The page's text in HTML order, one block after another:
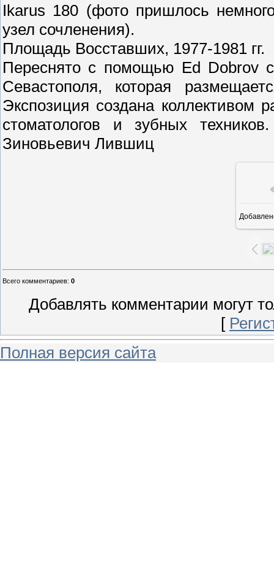
Ikarus 180 (фото пришлось
узел сочленения).
Площадь Восставших, 1977-1981 гг.
Переснято с помощью Ed Dobrov
Севастополя, которая
Экспозиция создана коллективом
стоматологов и зубных
Зиновьевич Лившиц
Всего комментариев: 0
Добавлять комментарии могут
[
Полная версия сайта